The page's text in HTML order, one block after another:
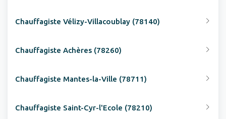
Chauffagiste Vélizy-Villacoublay (78140)
Chauffagiste Achères (78260)
Chauffagiste Mantes-la-Ville (78711)
Chauffagiste Saint-Cyr-l'Ecole (78210)